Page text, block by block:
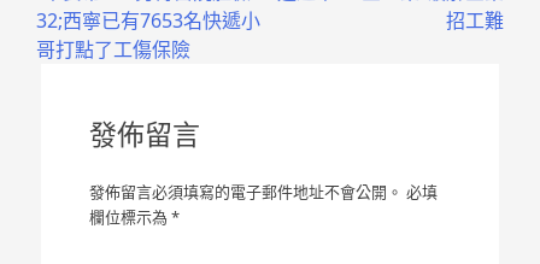
32;西寧已有7653名快遞小
哥打點了工傷保險
招工難
發佈留言
發佈留言必須填寫的電子郵件地址不會公開。 必填
欄位標示為*